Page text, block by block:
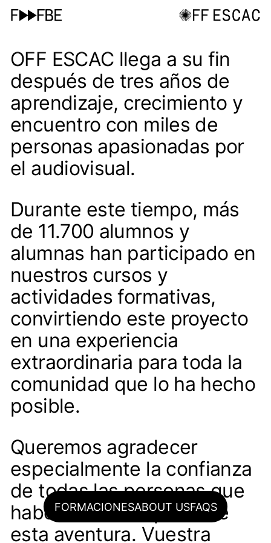
FORMACIONESABOUT USFAQS
OFF ESCAC llega a su fin
después de tres años de
aprendizaje, crecimiento y
encuentro con miles de
personas apasionadas por
el audiovisual.
Durante este tiempo, más
de 11.700 alumnos y
alumnas han participado en
nuestros cursos y
actividades formativas,
convirtiendo este proyecto
en una experiencia
extraordinaria para toda la
comunidad que lo ha hecho
posible.
Queremos agradecer
especialmente la confianza
de todas las personas que
habéis formado parte de
esta aventura. Vuestra